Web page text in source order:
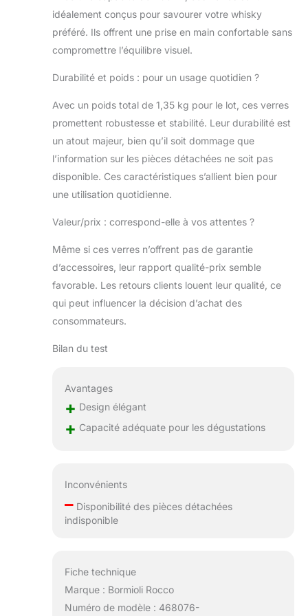
idéalement conçus pour savourer votre whisky
préféré. Ils offrent une prise en main confortable sans
compromettre l’équilibre visuel.
Durabilité et poids : pour un usage quotidien ?
Avec un poids total de 1,35 kg pour le lot, ces verres
promettent robustesse et stabilité. Leur durabilité est
un atout majeur, bien qu’il soit dommage que
l’information sur les pièces détachées ne soit pas
disponible. Ces caractéristiques s’allient bien pour
une utilisation quotidienne.
Valeur/prix : correspond-elle à vos attentes ?
Même si ces verres n’offrent pas de garantie
d’accessoires, leur rapport qualité-prix semble
favorable. Les retours clients louent leur qualité, ce
qui peut influencer la décision d’achat des
consommateurs.
Bilan du test
Avantages
+ Design élégant
+ Capacité adéquate pour les dégustations
Inconvénients
–Disponibilité des pièces détachées
indisponible
Fiche technique
Marque : Bormioli Rocco
Numéro de modèle : 468076-